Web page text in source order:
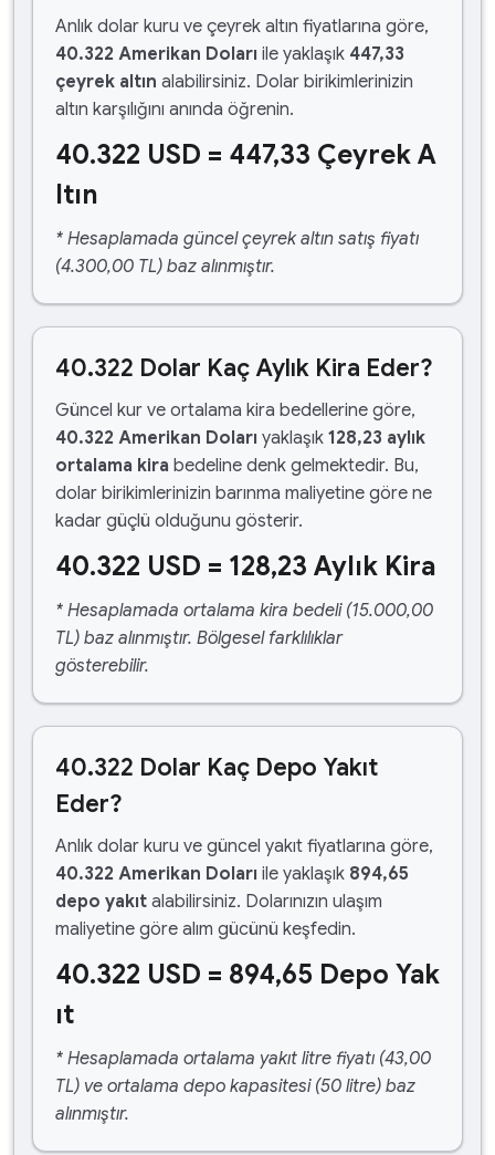
Anlık dolar kuru ve çeyrek altın fiyatlarına göre,
40.322 Amerikan Doları ile yaklaşık 447,33
çeyrek altın alabilirsiniz. Dolar birikimlerinizin
altın karşılığını anında öğrenin.
40.322 USD = 447,33 Çeyrek A
ltın
* Hesaplamada güncel çeyrek altın satış fiyatı
(4.300,00 TL) baz alınmıştır.
40.322 Dolar Kaç Aylık Kira Eder?
Güncel kur ve ortalama kira bedellerine göre,
40.322 Amerikan Doları yaklaşık 128,23 aylık
ortalama kira bedeline denk gelmektedir. Bu,
dolar birikimlerinizin barınma maliyetine göre ne
kadar güçlü olduğunu gösterir.
40.322 USD = 128,23 Aylık Kira
* Hesaplamada ortalama kira bedeli (15.000,00
TL) baz alınmıştır. Bölgesel farklılıklar
gösterebilir.
40.322 Dolar Kaç Depo Yakıt
Eder?
Anlık dolar kuru ve güncel yakıt fiyatlarına göre,
40.322 Amerikan Doları ile yaklaşık 894,65
depo yakıt alabilirsiniz. Dolarınızın ulaşım
maliyetine göre alım gücünü keşfedin.
40.322 USD = 894,65 Depo Yak
ıt
* Hesaplamada ortalama yakıt litre fiyatı (43,00
TL) ve ortalama depo kapasitesi (50 litre) baz
alınmıştır.